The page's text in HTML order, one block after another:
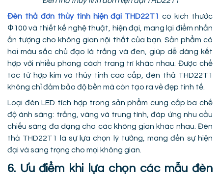
Đèn thả đơn thủy tinh hiện đại THD22T1 có kích thước
Φ100 và thiết kế nghệ thuật, hiện đại, mang lại điểm nhấn
ấn tượng cho không gian nội thất của bạn. Sản phẩm có
hai màu sắc chủ đạo là trắng và đen, giúp dễ dàng kết
hợp với nhiều phong cách trang trí khác nhau. Được chế
tác từ hợp kim và thủy tinh cao cấp, đèn thả THD22T1
không chỉ đảm bảo độ bền mà còn tạo ra vẻ đẹp tinh tế.
Loại đèn LED tích hợp trong sản phẩm cung cấp ba chế
độ ánh sáng: trắng, vàng và trung tính, đáp ứng nhu cầu
chiếu sáng đa dạng cho các không gian khác nhau. Đèn
thả THD22T1 là sự lựa chọn lý tưởng, mang đến sự hiện
đại và sang trọng cho mọi không gian.
6. Ưu điểm khi lựa chọn các mẫu đèn